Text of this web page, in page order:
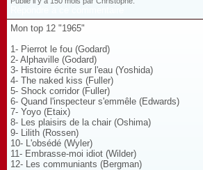
Mon top 12 "1965"
1- Pierrot le fou (Godard)
2- Alphaville (Godard)
3- Histoire écrite sur l'eau (Yoshida)
4- The naked kiss (Fuller)
5- Shock corridor (Fuller)
6- Quand l'inspecteur s'emmêle (Edwards)
7- Yoyo (Etaix)
8- Les plaisirs de la chair (Oshima)
9- Lilith (Rossen)
10- L'obsédé (Wyler)
11- Embrasse-moi idiot (Wilder)
12- Les communiants (Bergman)